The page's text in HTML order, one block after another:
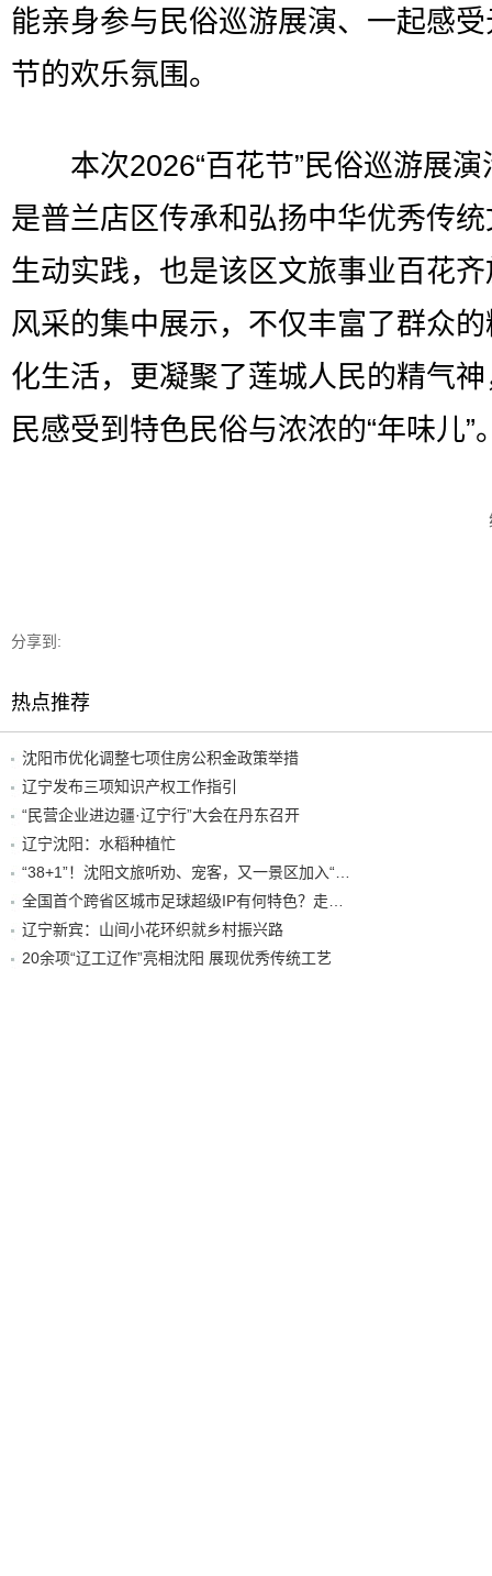
能亲身参与民俗巡游展演、一起感
节的欢乐氛围。
本次2026“百花节”民俗巡游展演
是普兰店区传承和弘扬中华优秀传
生动实践，也是该区文旅事业百花
风采的集中展示，不仅丰富了群众
化生活，更凝聚了莲城人民的精气
民感受到特色民俗与浓浓的“年味儿”
分享到:
热点推荐
沈阳市优化调整七项住房公积金政策举措
辽宁发布三项知识产权工作指引
“民营企业进边疆·辽宁行”大会在丹东召开
辽宁沈阳：水稻种植忙
辽宁新宾：山间小花环织就乡村振兴路
20余项“辽工辽作”亮相沈阳 展现优秀传统工艺